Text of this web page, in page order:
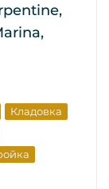
Кладовка